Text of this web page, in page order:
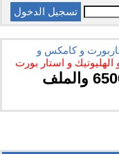
و كامكس و
و استار بورت
ملف قنوات نادر لجهاز جاك 6500f والملف